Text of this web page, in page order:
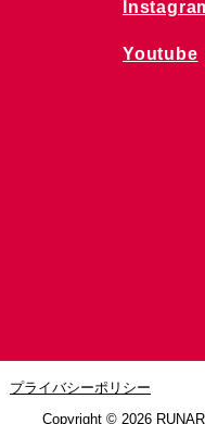
Youtube
プライバシーポリシー
Copyright © 2026